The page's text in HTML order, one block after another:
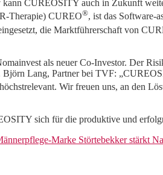
CUREOSITY auch in Zukunft
Therapie) CUREO®, ist das Software-
die Marktführerschaft von
als neuer Co-Investor. Der
Lang, Partner bei TVF:
Wir freuen uns, an den
sich für die produktive und
Marke Störtebekker stärkt